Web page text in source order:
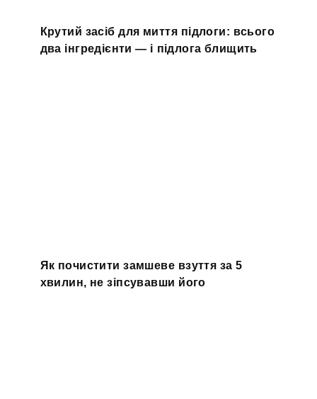
Крутий засіб для миття підлоги: всього
два інгредієнти — і підлога блищить
Як почистити замшеве взуття за 5
хвилин, не зіпсувавши його